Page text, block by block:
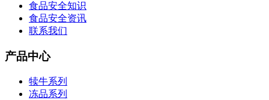
食品安全知识
食品安全资讯
联系我们
产品中心
犊牛系列
冻品系列